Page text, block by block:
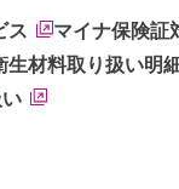
ス マイナ保険証
生材料取り扱い明